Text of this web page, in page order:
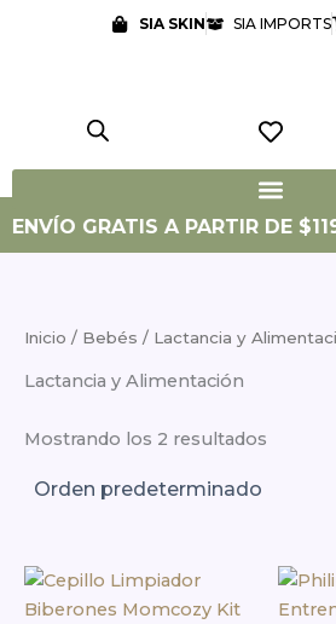
SIA SKIN SIA IMPORTS
GRATIS A PARTIR DE
Inicio / Bebés / Lactancia y
Lactancia y Alimentación
Mostrando los 2 resultados